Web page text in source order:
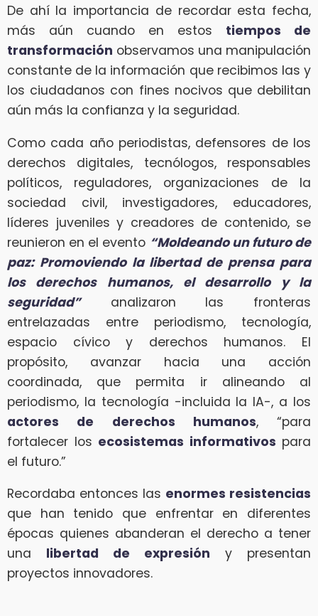
De ahí la importancia de recordar esta fecha,
más aún cuando en estos tiempos de
transformación observamos una manipulación
constante de la información que recibimos las y
los ciudadanos con fines nocivos que debilitan
aún más la confianza y la seguridad.
Como cada año periodistas, defensores de los
derechos digitales, tecnólogos, responsables
políticos, reguladores, organizaciones de la
sociedad civil, investigadores, educadores,
líderes juveniles y creadores de contenido, se
reunieron en el evento “Moldeando un futuro de
paz: Promoviendo la libertad de prensa para
los derechos humanos, el desarrollo y la
seguridad”analizaron las fronteras
entrelazadas entre periodismo, tecnología,
espacio cívico y derechos humanos. El
propósito, avanzar hacia una acción
coordinada, que permita ir alineando al
periodismo, la tecnología -incluida la IA-, a los
actores de derechos humanos, “para
fortalecer los ecosistemas informativos para
el futuro.”
Recordaba entonces las enormes resistencias
que han tenido que enfrentar en diferentes
épocas quienes abanderan el derecho a tener
una libertad de expresión y presentan
proyectos innovadores.